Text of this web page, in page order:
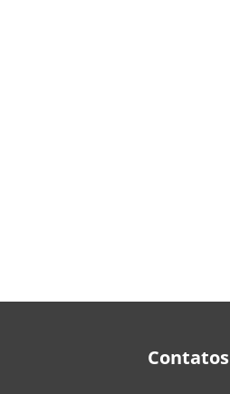
Contatos